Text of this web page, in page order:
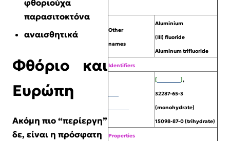
Other
names
Aluminium
(III) fluoride
Aluminum trifluoride
Identifiers
[ ],
32287-65-3
(monohydrate)
15098-87-0 (trihydrate)
Properties
φθοριούχα
παρασιτοκτόνα
αναισθητικά
Φθόριο και
Ευρώπη
Ακόμη πιο “περίεργη”
δε, είναι η πρόσφατη